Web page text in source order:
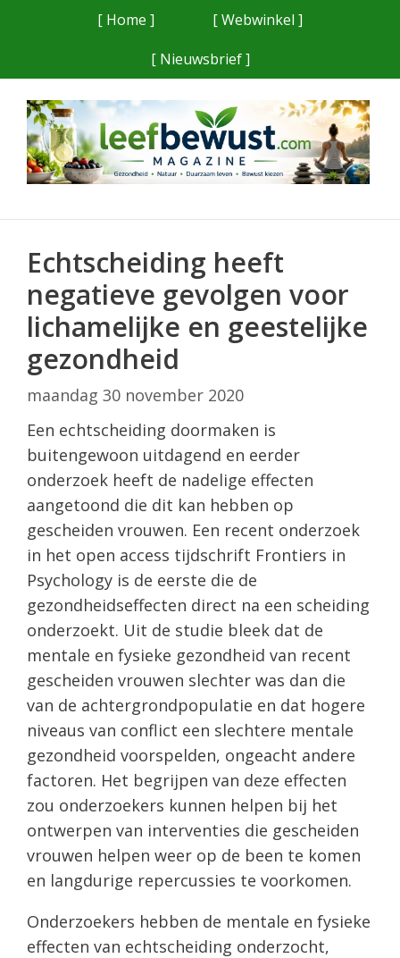
[ Home ]
[ Webwinkel ]
[ Nieuwsbrief ]
Echtscheiding heeft
negatieve gevolgen voor
lichamelijke en geestelijke
gezondheid
maandag 30 november 2020
Een echtscheiding doormaken is
buitengewoon uitdagend en eerder
onderzoek heeft de nadelige effecten
aangetoond die dit kan hebben op
gescheiden vrouwen. Een recent onderzoek
in het open access tijdschrift Frontiers in
Psychology is de eerste die de
gezondheidseffecten direct na een scheiding
onderzoekt. Uit de studie bleek dat de
mentale en fysieke gezondheid van recent
gescheiden vrouwen slechter was dan die
van de achtergrondpopulatie en dat hogere
niveaus van conflict een slechtere mentale
gezondheid voorspelden, ongeacht andere
factoren. Het begrijpen van deze effecten
zou onderzoekers kunnen helpen bij het
ontwerpen van interventies die gescheiden
vrouwen helpen weer op de been te komen
en langdurige repercussies te voorkomen.
Onderzoekers hebben de mentale en fysieke
effecten van echtscheiding onderzocht,